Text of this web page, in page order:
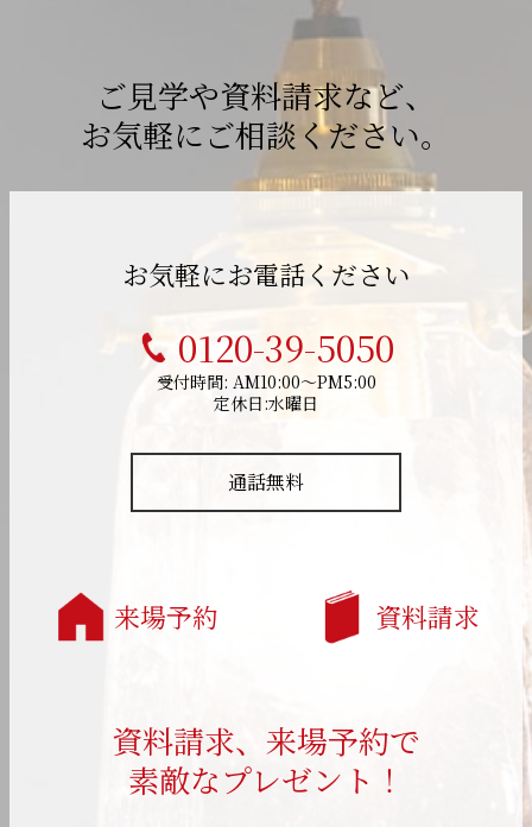
ご見学や資料請求など、
お気軽にご相談ください。
お気軽にお電話ください
0120-39-5050
受付時間: AM10:00～PM5:00
定休日:水曜日
通話無料
来場予約 資料請求
資料請求、来場予約で
素敵なプレゼント！